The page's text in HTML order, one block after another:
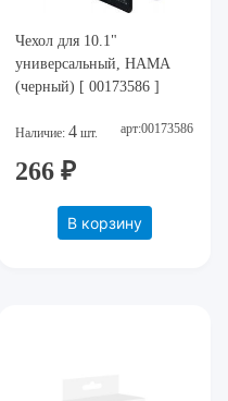
Чехол для 10.1"
универсальный, HAMA
(черный) [ 00173586 ]
Наличие: 4 шт. арт:00173586
266 ₽
В корзину